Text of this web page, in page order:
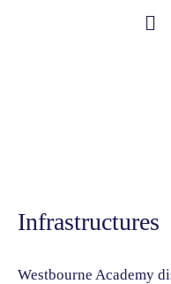
Infrastructures
Westbourne Academy